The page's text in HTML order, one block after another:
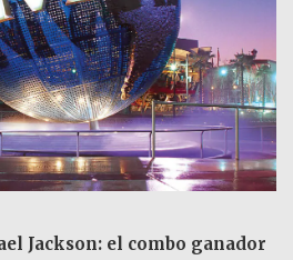
Jackson: el combo ganador